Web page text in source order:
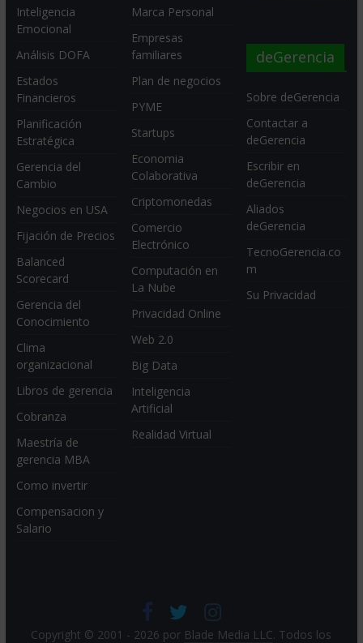
Inteligencia
Emocional
Análisis DOFA
Estados
Financieros
Planificación
Estratégica
Gerencia del
Cambio
Negocios en USA
Fijación de Precios
Balanced
Scorecard
Gerencia del
Conocimiento
Clima
organizacional
Libros de gerencia
Cobranza
Maestría de
gerencia MBA
Como invertir
Compensacion y
Salario
Marca Personal
Empresas
familiares
Plan de negocios
PYME
Startups
Economia
Colaborativa
Criptomonedas
Comercio
Electrónico
Computación en
La Nube
Privacidad Online
Web 2.0
Big Data
Inteligencia
Artificial
Realidad Virtual
deGerencia
Sobre deGerencia
Contactar a
deGerencia
Escribir en
deGerencia
Aliados
deGerencia
TecnoGerencia.co
m
Su Privacidad
Copyright © 2001 - 2026 por Blade Media LLC. Todos los